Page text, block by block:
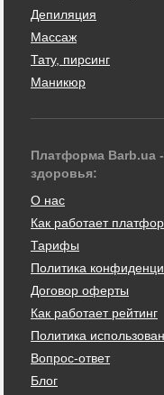
Депиляция
Массаж
Тату, пирсинг
Маникюр
Платформа Barb.ua
здоровья:
О нас
Как работает
Тарифы
Политика
Договор оферты
Как работает рейтинг
Политика
Вопрос-ответ
Блог